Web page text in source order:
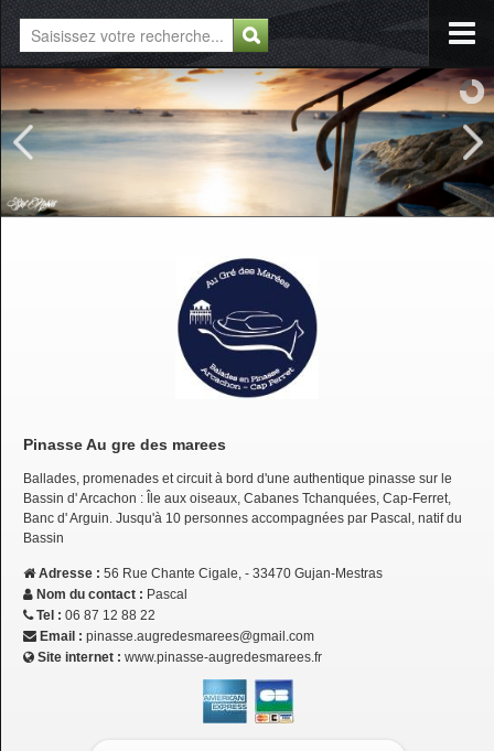
Pinasse Au gre des marees
Ballades, promenades et circuit à bord d'une authentique pinasse sur le
Bassin d' Arcachon : Île aux oiseaux, Cabanes Tchanquées, Cap-Ferret,
Banc d' Arguin. Jusqu'à 10 personnes accompagnées par Pascal, natif du
Bassin
Adresse : 56 Rue Chante Cigale, - 33470 Gujan-Mestras
Nom du contact : Pascal
Tel : 06 87 12 88 22
Email : pinasse.augredesmarees@gmail.com
Site internet : www.pinasse-augredesmarees.fr